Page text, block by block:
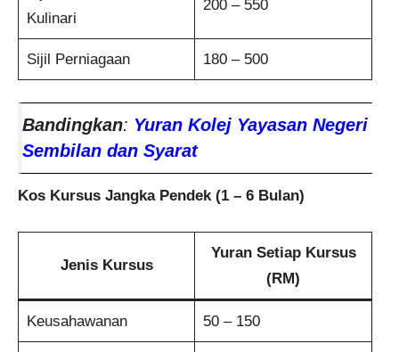
Kulinari
200 – 550
Sijil Perniagaan 180 – 500
Bandingkan: Yuran Kolej Yayasan Negeri
Sembilan dan Syarat
Kos Kursus Jangka Pendek (1 – 6 Bulan)
Jenis Kursus
Yuran Setiap Kursus
(RM)
Keusahawanan 50 – 150